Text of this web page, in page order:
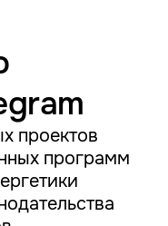
проектов
программ